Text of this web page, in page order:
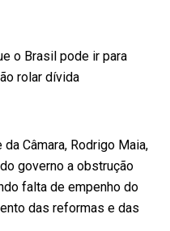
o Brasil pode ir para
rolar dívida
Câmara, Rodrigo Maia,
governo a obstrução
falta de empenho do
das reformas e das